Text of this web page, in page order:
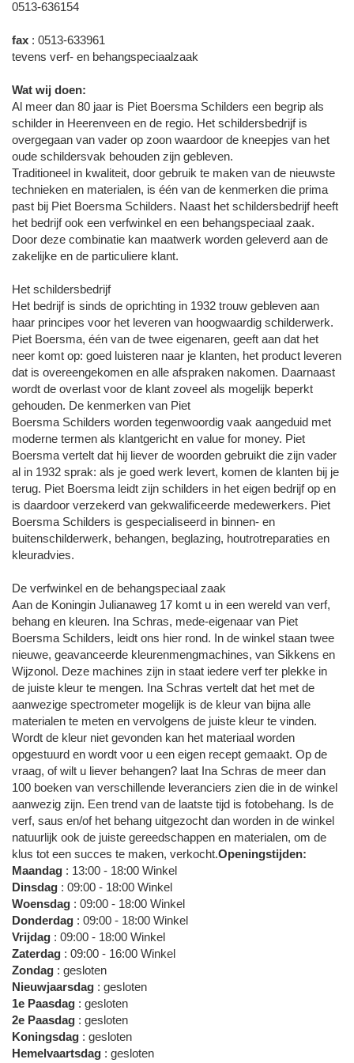
0513-636154
fax : 0513-633961
tevens verf- en behangspeciaalzaak
Wat wij doen:
Al meer dan 80 jaar is Piet Boersma Schilders een begrip als
schilder in Heerenveen en de regio. Het schildersbedrijf is
overgegaan van vader op zoon waardoor de kneepjes van het
oude schildersvak behouden zijn gebleven.
Traditioneel in kwaliteit, door gebruik te maken van de nieuwste
technieken en materialen, is één van de kenmerken die prima
past bij Piet Boersma Schilders. Naast het schildersbedrijf heeft
het bedrijf ook een verfwinkel en een behangspeciaal zaak.
Door deze combinatie kan maatwerk worden geleverd aan de
zakelijke en de particuliere klant.
Het schildersbedrijf
Het bedrijf is sinds de oprichting in 1932 trouw gebleven aan
haar principes voor het leveren van hoogwaardig schilderwerk.
Piet Boersma, één van de twee eigenaren, geeft aan dat het
neer komt op: goed luisteren naar je klanten, het product leveren
dat is overeengekomen en alle afspraken nakomen. Daarnaast
wordt de overlast voor de klant zoveel als mogelijk beperkt
gehouden. De kenmerken van Piet
Boersma Schilders worden tegenwoordig vaak aangeduid met
moderne termen als klantgericht en value for money. Piet
Boersma vertelt dat hij liever de woorden gebruikt die zijn vader
al in 1932 sprak: als je goed werk levert, komen de klanten bij je
terug. Piet Boersma leidt zijn schilders in het eigen bedrijf op en
is daardoor verzekerd van gekwalificeerde medewerkers. Piet
Boersma Schilders is gespecialiseerd in binnen- en
buitenschilderwerk, behangen, beglazing, houtrotreparaties en
kleuradvies.
De verfwinkel en de behangspeciaal zaak
Aan de Koningin Julianaweg 17 komt u in een wereld van verf,
behang en kleuren. Ina Schras, mede-eigenaar van Piet
Boersma Schilders, leidt ons hier rond. In de winkel staan twee
nieuwe, geavanceerde kleurenmengmachines, van Sikkens en
Wijzonol. Deze machines zijn in staat iedere verf ter plekke in
de juiste kleur te mengen. Ina Schras vertelt dat het met de
aanwezige spectrometer mogelijk is de kleur van bijna alle
materialen te meten en vervolgens de juiste kleur te vinden.
Wordt de kleur niet gevonden kan het materiaal worden
opgestuurd en wordt voor u een eigen recept gemaakt. Op de
vraag, of wilt u liever behangen? laat Ina Schras de meer dan
100 boeken van verschillende leveranciers zien die in de winkel
aanwezig zijn. Een trend van de laatste tijd is fotobehang. Is de
verf, saus en/of het behang uitgezocht dan worden in de winkel
natuurlijk ook de juiste gereedschappen en materialen, om de
klus tot een succes te maken, verkocht.Openingstijden:
Maandag : 13:00 - 18:00 Winkel
Dinsdag : 09:00 - 18:00 Winkel
Woensdag : 09:00 - 18:00 Winkel
Donderdag : 09:00 - 18:00 Winkel
Vrijdag : 09:00 - 18:00 Winkel
Zaterdag : 09:00 - 16:00 Winkel
Zondag : gesloten
Nieuwjaarsdag : gesloten
1e Paasdag : gesloten
2e Paasdag : gesloten
Koningsdag : gesloten
Hemelvaartsdag : gesloten